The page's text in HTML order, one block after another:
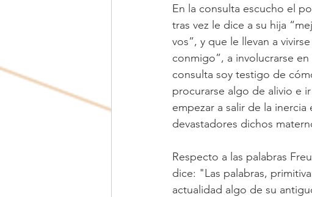
En la consulta escucho el
tras vez le dice a su hija
vos”, y que le llevan a
conmigo”, a involucrarse
consulta soy testigo de
procurarse algo de alivio e
empezar a salir de la
devastadores dichos
Respecto a las palabras
dice: "Las palabras,
actualidad algo de su